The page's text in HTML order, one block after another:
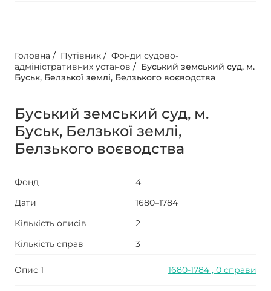
Головна / Путівник / Фонди судово-
адміністративних установ / Буський земський суд, м.
Буськ, Белзької землі, Белзького воєводства
Буський земський суд, м.
Буськ, Белзької землі,
Белзького воєводства
Фонд
4
Дати
1680–1784
Кількість описів
2
Кількість справ
3
Опис 1 1680-1784 , 0 справи